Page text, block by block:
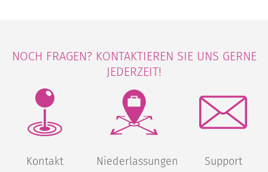
NOCH FRAGEN? KONTAKTIEREN SIE UNS GERNE
JEDERZEIT!
Kontakt Niederlassungen Support